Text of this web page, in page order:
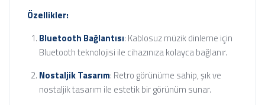
Özellikler:
Bluetooth Bağlantısı: Kablosuz müzik dinleme için
Bluetooth teknolojisi ile cihazınıza kolayca bağlanır.
Nostaljik Tasarım: Retro görünüme sahip, şık ve
nostaljik tasarım ile estetik bir görünüm sunar.